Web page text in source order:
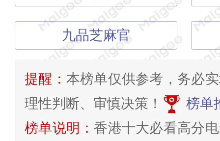
九品芝麻官
提醒： 本榜单仅供参考，务必
理性判断、审慎决策！
榜单
榜单说明： 香港十大必看高分